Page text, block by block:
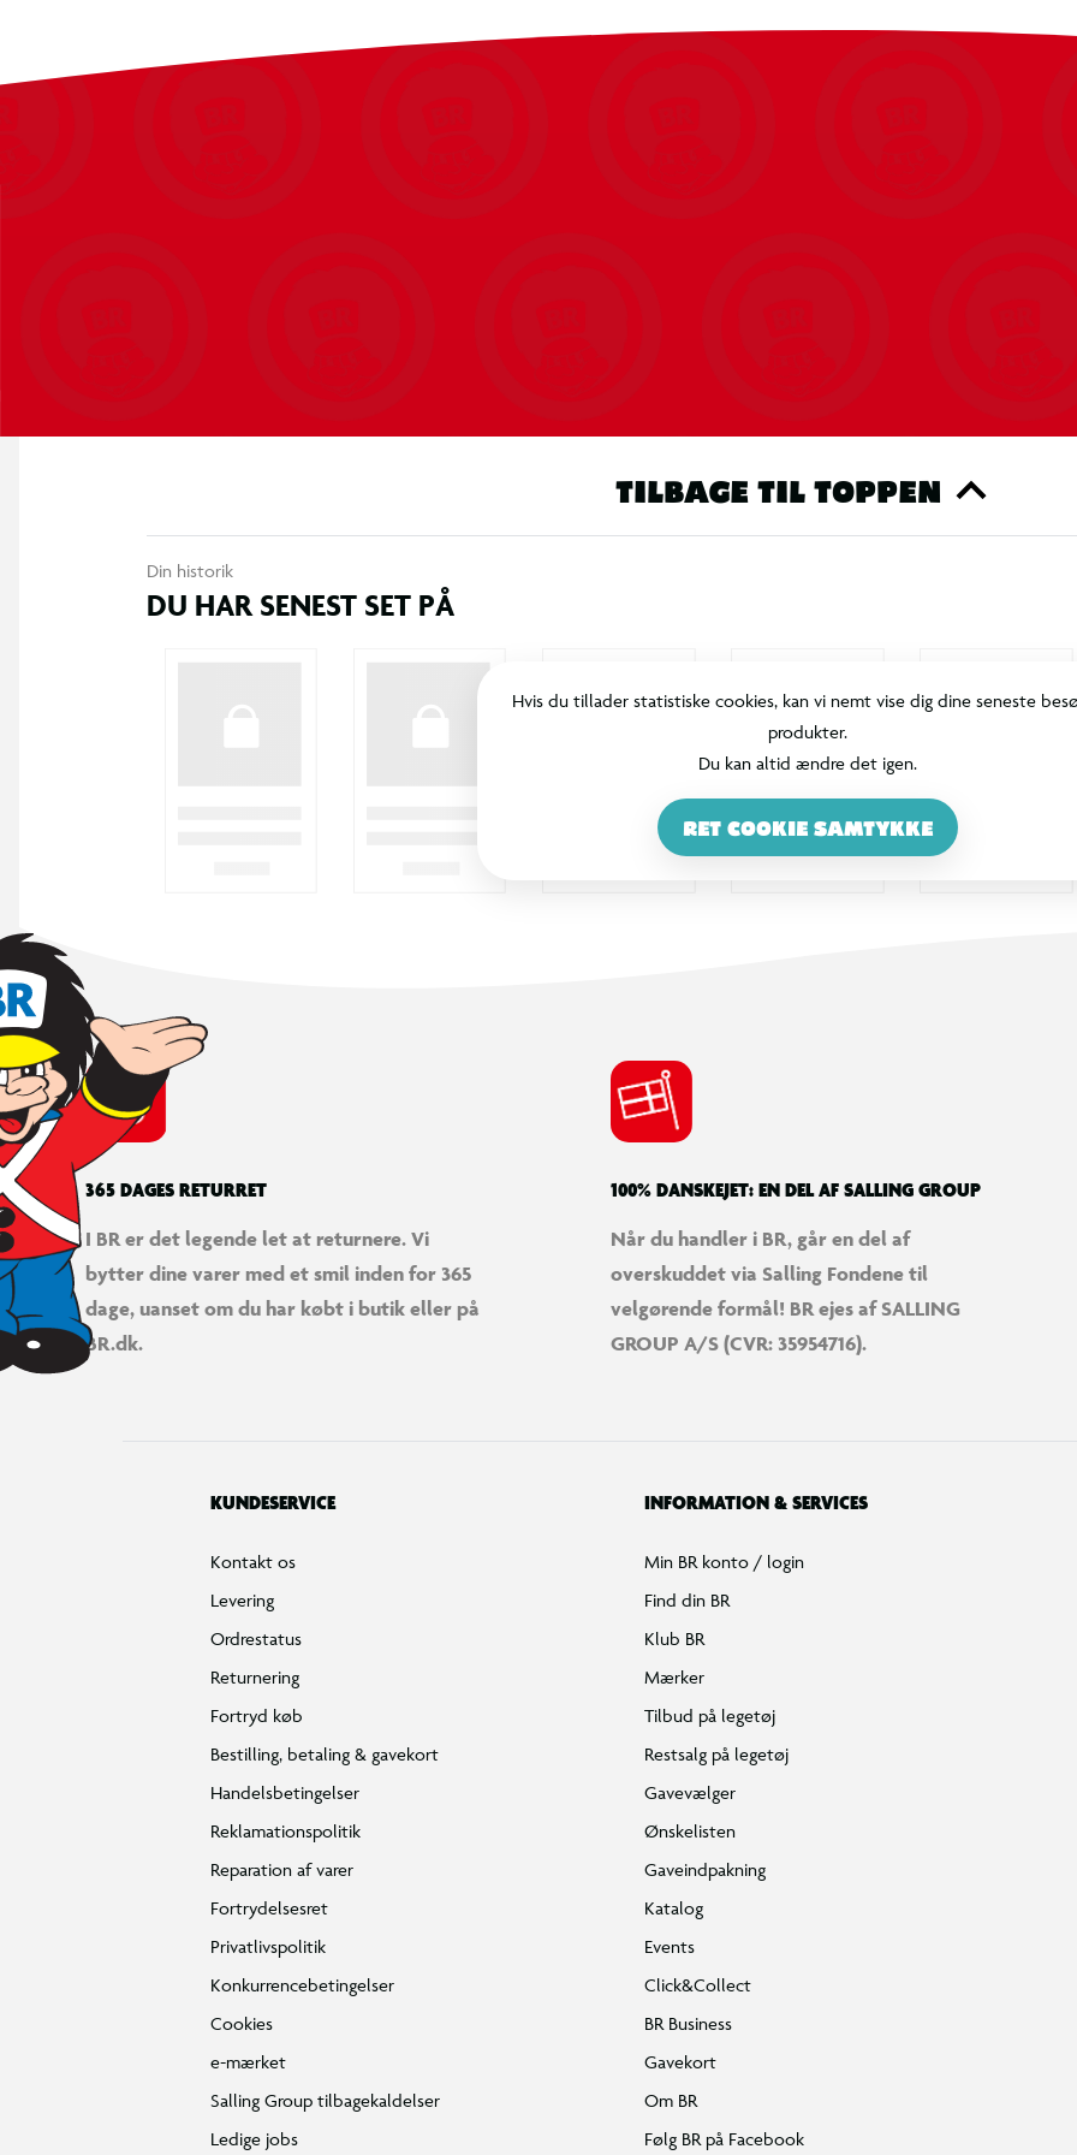
TILBAGE TIL TOPPEN
Din historik
DU HAR SENEST SET PÅ
Hvis du tillader statistiske cookies, kan vi nemt vise dig dine seneste
produkter.
Du kan altid ændre det igen.
RET COOKIE SAMTYKKE
365 DAGES RETURRET
I BR er det legende let at returnere. Vi
bytter dine varer med et smil inden for 365
dage, uanset om du har købt i butik eller på
BR.dk.
100% DANSKEJET: EN DEL AF SALLING GROUP
Når du handler i BR, går en del af
overskuddet via Salling Fondene til
velgørende formål! BR ejes af SALLING
GROUP A/S (CVR: 35954716).
KUNDESERVICE
Kontakt os
Levering
Ordrestatus
Returnering
Fortryd køb
Bestilling, betaling & gavekort
Handelsbetingelser
Reklamationspolitik
Reparation af varer
Fortrydelsesret
Privatlivspolitik
Konkurrencebetingelser
Cookies
e-mærket
Salling Group tilbagekaldelser
Ledige jobs
INFORMATION & SERVICES
Min BR konto / login
Find din BR
Klub BR
Mærker
Tilbud på legetøj
Restsalg på legetøj
Gavevælger
Ønskelisten
Gaveindpakning
Katalog
Events
Click&Collect
BR Business
Gavekort
Om BR
Følg BR på Facebook